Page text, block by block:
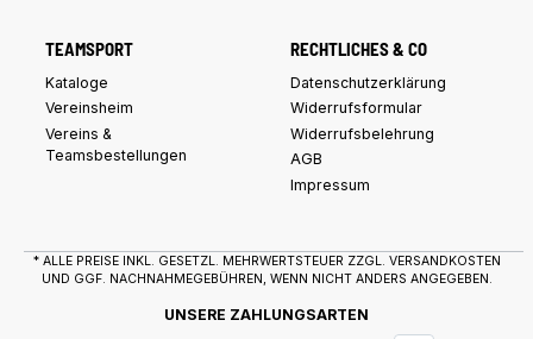
TEAMSPORT
Kataloge
Vereinsheim
Vereins &
Teamsbestellungen
RECHTLICHES & CO
Datenschutzerklärung
Widerrufsformular
Widerrufsbelehrung
AGB
Impressum
* ALLE PREISE INKL. GESETZL. MEHRWERTSTEUER ZZGL. VERSANDKOSTEN
UND GGF. NACHNAHMEGEBÜHREN, WENN NICHT ANDERS ANGEGEBEN.
UNSERE ZAHLUNGSARTEN